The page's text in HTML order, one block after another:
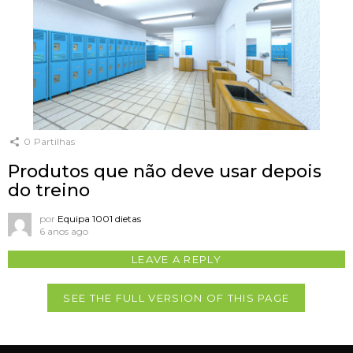
0 Partilhas
Produtos que não deve usar depois
do treino
por Equipa 1001 dietas
6 anos ago
LEAVE A REPLY
SEE THE FULL VERSION OF THIS PAGE